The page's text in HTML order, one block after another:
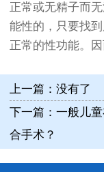
正常或无精子而
能性的，只要找
正常的性功能。
上一篇：没有了
下一篇： 一般儿
合手术？